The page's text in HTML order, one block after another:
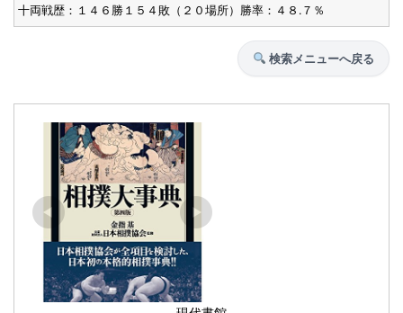
十両戦歴：１４６勝１５４敗（２０場所）勝率：４８.７％
検索メニューへ戻る